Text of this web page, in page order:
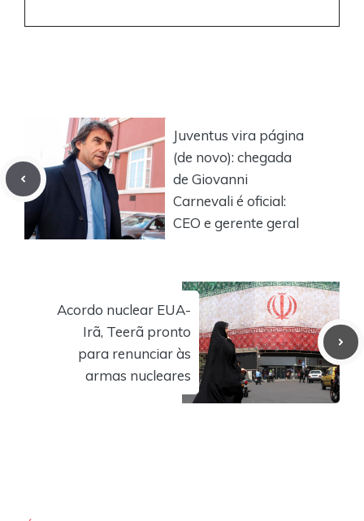
Juventus vira página
(de novo): chegada
de Giovanni
Carnevali é oficial:
CEO e gerente geral
Acordo nuclear EUA-
Irã, Teerã pronto
para renunciar às
armas nucleares